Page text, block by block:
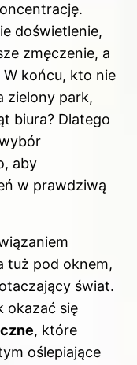
doświetlenie,
zmęczenie, a
W końcu, kto nie
zielony park,
biura? Dlatego
aby
w prawdziwą
tuż pod oknem,
świat.
okazać się
, które
oślepiające